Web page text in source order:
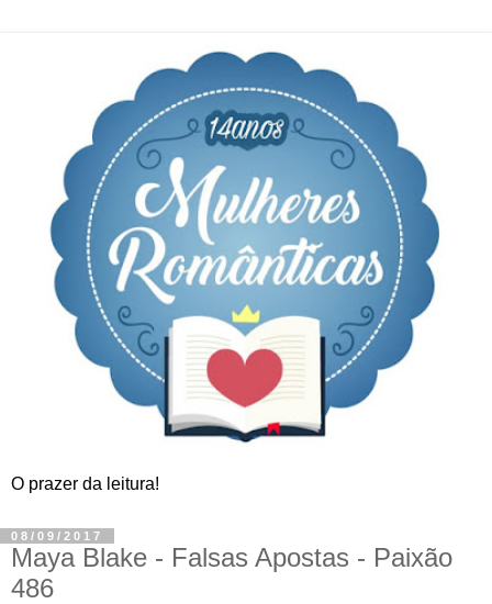
O prazer da leitura!
08/09/2017
Maya Blake - Falsas Apostas - Paixão
486